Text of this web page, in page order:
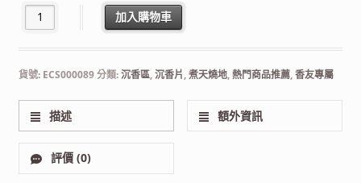
沉香佛珠車料 沉香片-片角清飲 香品香道 數量
加入購物車
貨號: ECS000089分類:沉香區,沉香片,煮天燒地,熱門商品推薦,香友專屬
描述 額外資訊
評價 (0)